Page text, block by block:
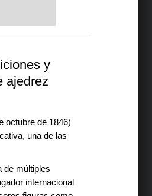
y
ajedrez
octubre de 1846)
una de las
de múltiples
internacional